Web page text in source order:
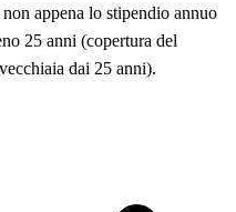
appena lo stipendio annuo
25 anni (copertura del
dai 25 anni).